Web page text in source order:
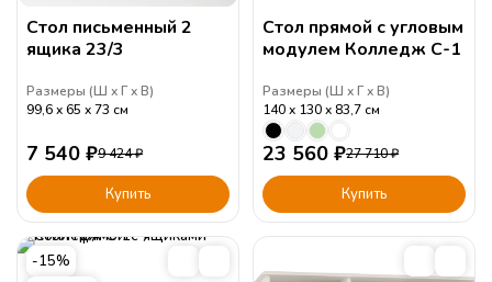
Стол письменный 2
ящика 23/3
Размеры (Ш Г В)
99,6
65 73 см
7 540 ₽9 424₽
Купить
Стол прямой с угловым
модулем Колледж С-1
Размеры (Ш Г В)
140
130 83,7 см
23 560 ₽27 710₽
Купить
-15%